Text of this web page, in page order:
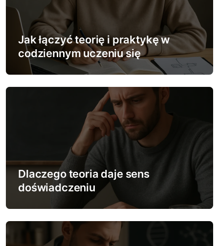
i
Jak łączyć teorię i praktykę w
codziennym uczeniu się
Dlaczego teoria daje sens
doświadczeniu